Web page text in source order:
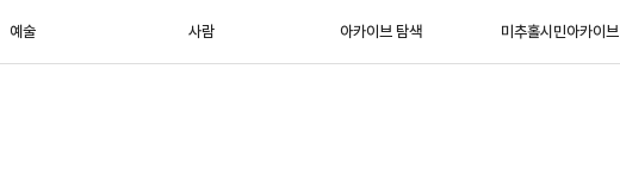
예술 사람 아카이브 탐색 미추홀시민아카이브